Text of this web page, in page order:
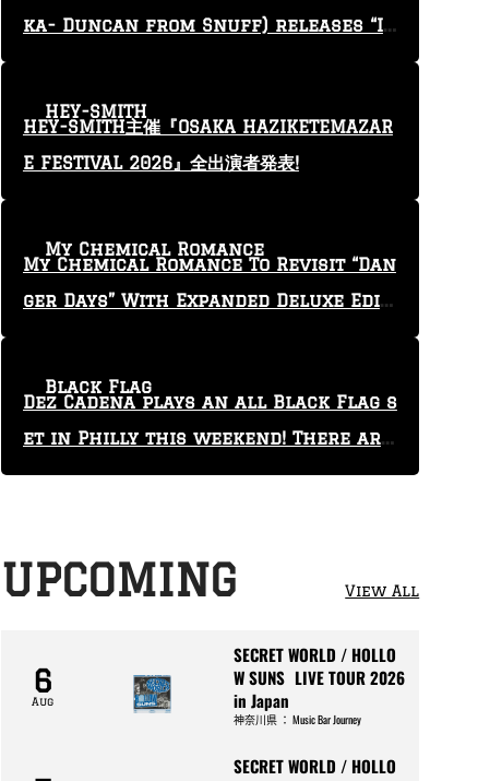
ka- Duncan from Snuff) releases “I
HEY-SMITH主催『OSAKA HAZIKETEMAZAR
E FESTIVAL 2026』全出演者発表!
HEY-SMITH
My Chemical Romance To Revisit “Dan
ger Days” With Expanded Deluxe Editi
My Chemical Romance
Dez Cadena plays an all Black Flag s
et in Philly this weekend! There are
only 29 tickets left!
Black Flag
UPCOMING View All
6
Aug
SECRET WORLD / HOLLO
W SUNS LIVE TOUR 2026
in Japan
神奈川県： Music Bar Journey
SECRET WORLD / HOLLO